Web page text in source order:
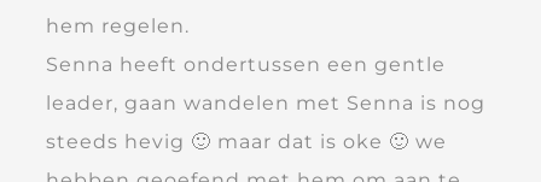
hem regelen.
Senna heeft ondertussen een gentle
leader, gaan wandelen met Senna is nog
steeds hevig 🙂 maar dat is oke 🙂 we